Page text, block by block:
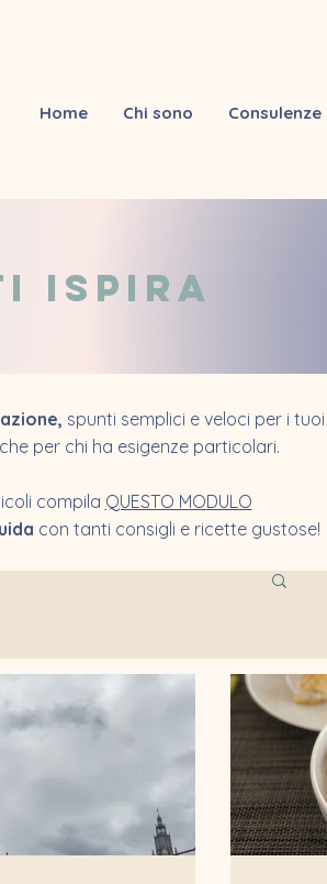
Home Chi sono Consulenze
ISPIRA
spunti semplici e veloci per i
per chi ha esigenze particolari.
compila QUESTO MODULO
con tanti consigli e ricette gustose!